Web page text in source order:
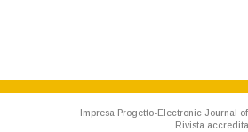
Impresa Progetto-Electronic Journal
Rivista